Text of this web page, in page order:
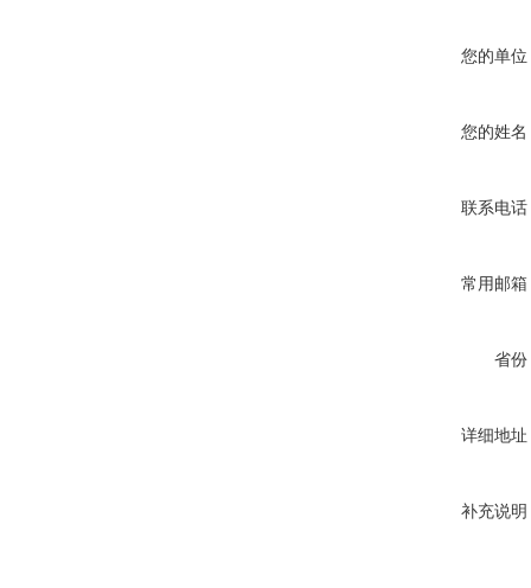
您的单位
您的姓名
联系电话
常用邮箱
省份
详细地址
补充说明